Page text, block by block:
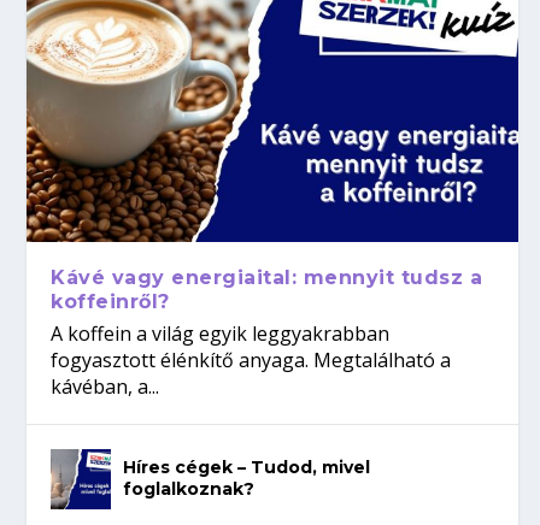
Kávé vagy energiaital: mennyit tudsz a
koffeinről?
A koffein a világ egyik leggyakrabban
fogyasztott élénkítő anyaga. Megtalálható a
kávéban, a...
Híres cégek – Tudod, mivel
foglalkoznak?